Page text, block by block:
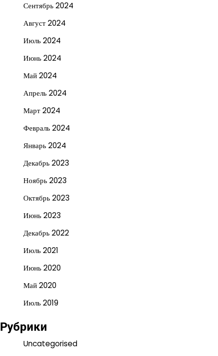
Сентябрь 2024
Август 2024
Июль 2024
Июнь 2024
Май 2024
Апрель 2024
Март 2024
Февраль 2024
Январь 2024
Декабрь 2023
Ноябрь 2023
Октябрь 2023
Июнь 2023
Декабрь 2022
Июль 2021
Июнь 2020
Май 2020
Июль 2019
Рубрики
Uncategorised